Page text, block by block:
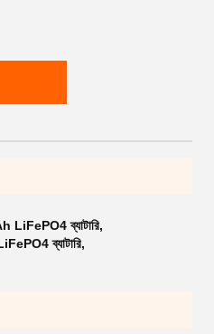
LiFePO4 ব্যাটারি,
ব্যাটারি,